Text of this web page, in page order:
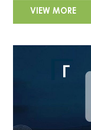
VIEW MORE